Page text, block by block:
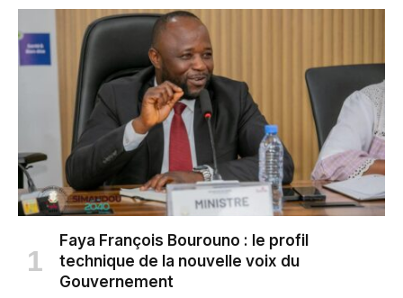
Faya François Bourouno : le profil
technique de la nouvelle voix du
Gouvernement